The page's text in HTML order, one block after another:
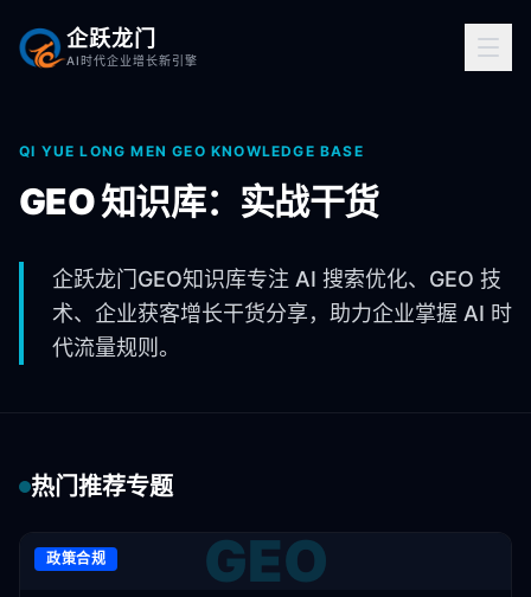
企跃龙门
AI时代企业增长新引擎
QI YUE LONG MEN GEO KNOWLEDGE BASE
GEO 知识库：实战干货
企跃龙门GEO知识库专注 AI 搜索优化、GEO 技
术、企业获客增长干货分享，助力企业掌握 AI 时
代流量规则。
热门推荐专题
政策合规 GEO